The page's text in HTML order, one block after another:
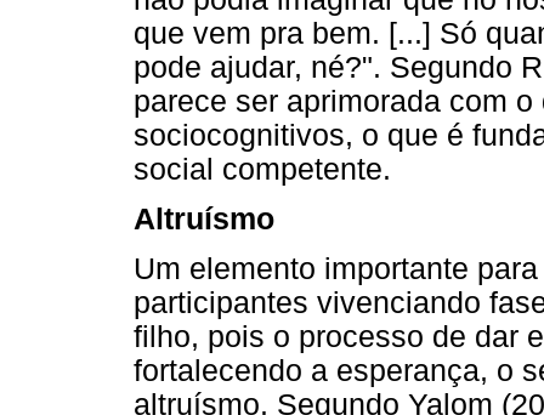
que vem pra bem. [...] Só
pode ajudar, né?". Segundo
parece ser aprimorada com
sociocognitivos, o que é
social competente.
Altruísmo
Um elemento importante
participantes vivenciando
filho, pois o processo de dar
fortalecendo a esperança, o
altruísmo. Segundo Yalom